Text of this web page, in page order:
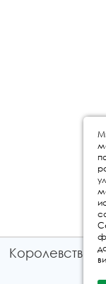
Королевство